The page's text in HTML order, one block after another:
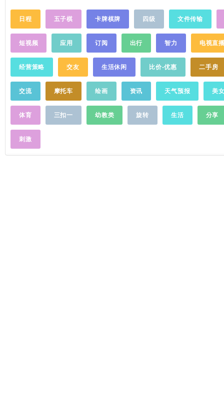
仙、犯罪心理、
悬疑
志，玄幻、修真、都
国、西游、水浒、武侠、曾国藩、康熙、雍
正、张居正、林徽因、旅行、搞笑、推理、
原著，正版图书大全。【大神】风青阳、步
千帆、梦入洪荒、烟雨江南、骁骑校、失落
叶、怡芊芊、夜凌郗、流潋紫、鱼歌、纳兰
海映。【作家】莫言、刘慈欣、顾漫、九夜
茴、唐七公子、桐华、毕淑敏、安妮宝贝、
明晓溪、贾平凹、王小波、王立群、袁腾飞
【联系我们】官方网站：www.cread.com客
日程 五子棋 卡牌棋牌 四级 文件传输
短视频 应用 订阅 出行 智力 电视直
经营策略 交友 生活休闲 比价-优惠 二手房
交流 摩托车 绘画 资讯 天气预报 美
体育 三扣一 幼教类 旋转 生活 分享
刺激